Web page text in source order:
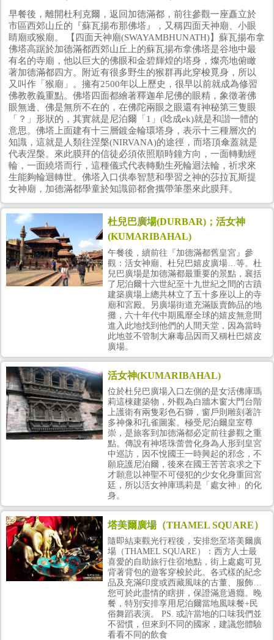
早餐後，離開杜利克爾，返回加德滿都，前往參觀一座矗立於
市區西郊山丘的『蘇瓦揚布那佛塔』，又稱四面天神廟、小眼
睛廟或猴廟。 【四面天神廟(SWAYAMBHUNATH)】蘇瓦揚布拿
佛塔高踞於加德滿都西郊山丘上的蘇瓦揚布拿佛塔是谷地中最
有名的寺廟，他以巨大的佛眼和金碧輝煌的塔身，燦亮地俯瞰
著加德滿都四方。附近有很多野生的猴群再此穿梭覓身，所以
又叫作「猴廟」。擁有2500年以上歷史，很早以前就成為修習
佛教教義重點。佛塔四面都繪著釋迦牟尼佛的眼精，象徵著佛
眼無邊、佛是無所不在的，在佛陀兩眼之眼還有神秘第三隻眼
「？」形狀的，其實就是尼泊爾「1」(唸成ek)就是和諧一體的
意思。佛塔上面建有十三層鍍金輪環塔身，表示十三種層次的
知識，這就是人類往涅槃(NIRVANA)的途徑，而塔頂傘蓋就是
代表涅槃。來此膜拜的信徒必須依照順時鐘方向，一面轉動經
輪，一面繞塔而行，這種儀式代表轉動生死輪迴法輪，祈求來
生能夠輪迴轉世。佛塔入口供奉智慧和學習之神的莎拉瓦斯提
女神廟，加德滿都學童於知識節都會攜帶筆墨來此膜拜。
杜兒巴廣場(DURBAR)；活女神
(KUMARIBAHAL)
午餐後，續前往『加德滿都舊皇宮』參
觀：活女神廟、杜兒巴嬉皮廣場…等。杜
兒巴廣場是加德滿都最重要的景點，襄括
了尼泊爾十六世紀至十九世紀之間的古蹟
建築廣場上總共林立了五十多座以上的寺
廟和宮殿。另廣場街道充滿販賣飾品的地
攤，六十年代中期風靡全球的嬉皮無意間
進入此地找到他們的人間天堂，因為當時
此地並不管制大麻毒品因而又稱杜巴嬉皮
廣場。
活女神(KUMARIBAHAL)
位於杜兒巴廣場入口左側的是女活佛庫瑪
莉這棟建築物，外觀為白牆木窗大門台階
上護衛有兩隻彩色石獅，窗戶則雕刻著許
多神像和孔雀圖案。極受尼泊爾皇室尊
崇，是旅客到加德滿都必定前往參觀之重
點。傳說有神塔珠蕾曾化身為人形到皇宮
中巡訪，因不悅國王一時興起的邪念，不
願庇護尼泊爾，後來在國王苦苦哀求之下
才願意以神聖不可侵犯的少女化身重回宮
廷，所以活女神庫瑪莉是「處女神」的化
身。
塔美爾廣場（THAMEL SQUARE）
隨即結束觀光行程後，安排您至塔美爾廣
場（THAMEL SQUARE）：西方人士最
喜愛的自助旅行住宿地點，街上處處可見
背著背包的遊客穿梭於此。各式樣的紀念
品及充滿印度或西藏風味的古董、服飾…
您可於此盡情的瞎拼，保證滿意過癮。晚
餐，特別安排享用尼泊爾當地風味餐+民
俗舞蹈表演。 PS. 或許當地的口味我們並
不習慣，但來到不同的國家，建議您體驗
看看不同的飲食